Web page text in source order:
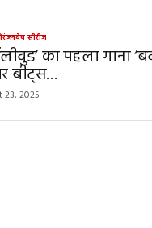
वेब सीरीज
का पहला गाना
बीट्स…
2025